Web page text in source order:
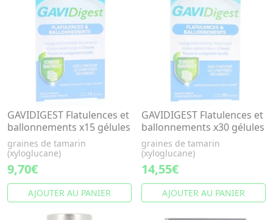
GAVIDIGEST Flatulences et
ballonnements x15 gélules
graines de tamarin
(xyloglucane)
9,70€
AJOUTER AU PANIER
GAVIDIGEST Flatulences et
ballonnements x30 gélules
graines de tamarin
(xyloglucane)
14,55€
AJOUTER AU PANIER